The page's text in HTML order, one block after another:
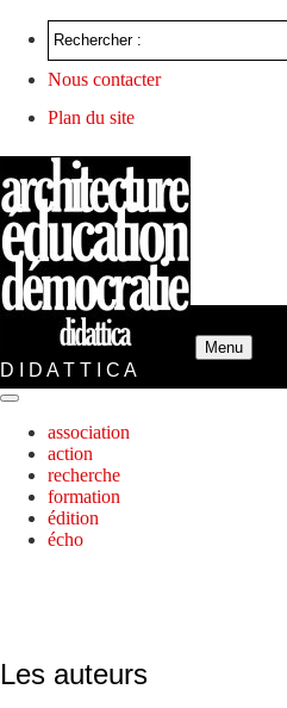
Nous contacter
Plan du site
Menu
D I D A T T I C A
association
action
recherche
formation
édition
écho
Les auteurs